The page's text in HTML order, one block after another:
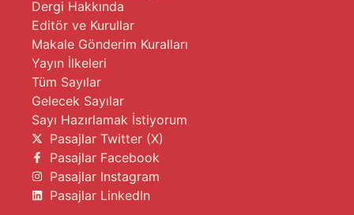
Dergi Hakkında
Editör ve Kurullar
Makale Gönderim Kuralları
Yayın İlkeleri
Tüm Sayılar
Gelecek Sayılar
Sayı Hazırlamak İstiyorum
Pasajlar Twitter (X)
Pasajlar Facebook
Pasajlar Instagram
Pasajlar LinkedIn